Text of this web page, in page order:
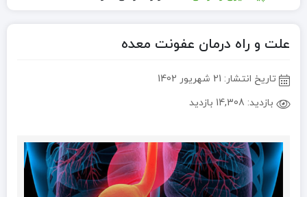
علت و راه درمان عفونت معده
تاریخ انتشار: 21 شهریور 1402
بازدید: 14,308 بازدید